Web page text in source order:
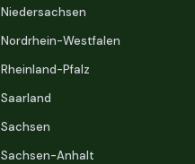
Niedersachsen
Nordrhein-Westfalen
Rheinland-Pfalz
Saarland
Sachsen
Sachsen-Anhalt